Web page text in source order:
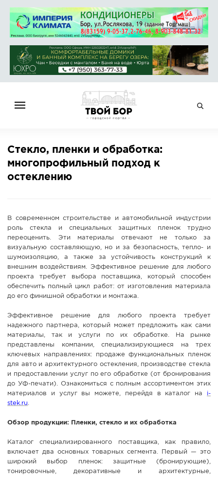
НОВОСТИ
СПРАВОЧНИК
СПРАВКА
КАМЕРЫ
КОНКУРСЫ
СТАТЬИ
ФОТО
Стекло, пленки и обработка:
многопрофильный подход к
остеклению
В современном строительстве и автомобильной индустрии
роль стекла и специальных защитных пленок трудно
переоценить. Эти материалы отвечают не только за
визуальную составляющую, но и за безопасность, тепло- и
шумоизоляцию, а также за устойчивость конструкций к
внешним воздействиям. Эффективное решение для любого
проекта требует выбора поставщика, который способен
обеспечить полный цикл работ: от изготовления материала
до его финишной обработки и монтажа.
Эффективное решение для любого проекта требует
надежного партнера, который может предложить как сами
материалы, так и услуги по их обработке. На рынке
представлены компании, специализирующиеся на трех
ключевых направлениях: продаже функциональных пленок
для авто и архитектурного остекления, производстве стекла
и предоставлении услуг по его обработке (от бронирования
до УФ-печати). Ознакомиться с полным ассортиментом этих
материалов и услуг вы можете, перейдя в каталог на i-
stek.ru
Обзор продукции: Пленки, стекло и их обработка
Каталог специализированного поставщика, как правило,
включает два основных товарных сегмента. Первый — это
широкий выбор пленок: защитные (бронирующие),
тонировочные, декоративные и архитектурные,